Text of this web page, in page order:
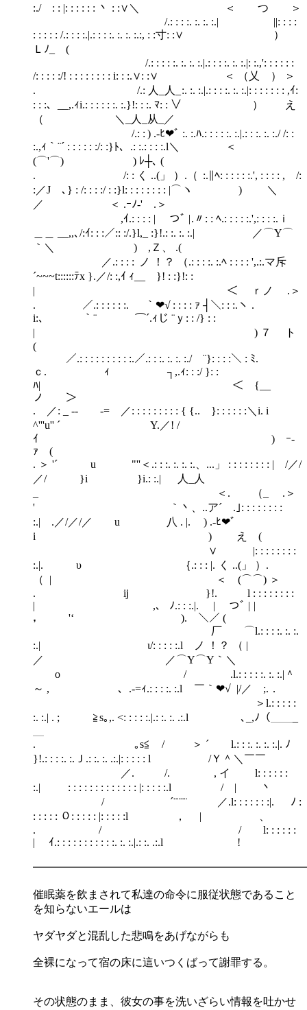
:./ : : |: : : : : : 丶 : :∨＼ ＜ つ ＞
/.: : : :. :. :. :.| ||: : : :
: : : : : /.: : : :.|.: : : :. :. :. :.:, : :寸: :∨ ）
Ｌﾉ_ (
/.: : : : :. :. :. :.|.: : : :. :. :.|: :.,': : : : : :
/: : : : :/! : : : : : : : : i: : :.∨: :∨ ＜ （乂 ） ＞
. /.: 人_人_ :. :. :.|.: : : :. :. :.|: : : : : : : ,ｲ:
: : :、__,.ｨi.: : : : : :. :.}!: : :. ﾏ: : ∨ ） え
（ ＼_人_从_／
/.: : ) .‐ﾋ❤ﾞ :. :.ﾊ.: : : : :. :.|.: : :. :. :./ /: :
:.,ｨ｀¨´ : : : : : :/: :}ﾄ、.: :.: : : :.l＼ ＜
(⌒'⌒) ) ﾚ┼､ (
. /: : く ..(」 ）.（ :.∥ﾍ: : : : : :.', : : : : , /:
:／J ､} : /: : : :/ : :}l: : : : : : : : |⌒ヽ ) ＼
／ ＜ .ｰﾉ-' .＞
,ｲ.: : : : | つﾞ | .〃: : ﾍ.: : : : :.',: : : :.ｉ
＿＿ __,,､/:ｲ: : :／:: :/.}l,_ :}!.: :. :. :.| ／⌒Y⌒
｀＼ ) ,Ｚ、 .(
／.: : : : ノ ！？ （.: : : :. :.ﾍ : : : : ',.:.マ斥
´~~~t::::::ﾃx }.／/: :,ｲ ｨ__ }! : :}!: :
| ＜ ｒノ .＞
. ／.: : : : : :. ￣｀❤√ : : : : ｧ ┤＼: : :.ヽ .
i:、 ｀¨ ⌒´.ｨじ ¨ｙ: : /} : :
| ) ７ ト
(
／.: : : : : : : : : :.／.: : :. :. :. :./ ¨}: : : :＼ : ﾐ.
ｃ. ｨ ┐,.ｨ: : :/ }: :
ﾊ| ＜ {__
ノ ＞
. ／: _ -‐ -= ／: : : : : : : : : { {.. }: : : : : :＼i. i
^'''u'' ´ Y.／! /
ｲ ) ｰ‐
ｧ (
. ＞ '´ u "''＜.: : :. :. :. :.、...」 : : : : : : : : | /／/
／/ }i }i.: :.| 人_人
_ ＜. （_ .＞
' ｀丶、..ア´ゝ.｣: : : : : : : :
:.| .／/／/／ u 八 . |. ) .‐ﾋ❤ﾞ
i ) え (
∨ |: : : : : : : :
:.|. υ ｛.: : : |. く ..(」 ）.
（ | ＜ (⌒⌒) ＞
. ij }!. l : : : : : : : :
| ,、 ﾉ.: : :.|. | つﾞ | |
， '‘ ). ＼／ (
厂 ⌒l.: : : :. :. :.
:.| ι/: : : : :.l ノ ！？ （ |
／ ／⌒Y⌒Y｀＼
o / .l.: : : : :. :. :.|＾
～ , 、.‐=ｨ.: : : :. :.l ￣｀❤√ |/／ ;.．
＞l.: : : : :
:. :.| . ; ≧s｡,. <: : : : :.|.: :. :. .:.l ､_,ﾉ（＿＿_
. ｡s≦ / ＞ ´ l.: : :. :. :. :.|. ﾉ
}!.: : : :. :.Ｊ.: :. :. .:.|: : : : : l /Ｙ＾＼￣￣
／. /. , イ l: : : : : :
:.| : : : : : : : : : : : : : |: : : : :.l / | 丶
/ ´¨¨¨¨ ／.l: : : : : : :|. ﾉ :
: : : : : ０: : : : : |: : : : :l ， | 、
. / / l: : : : : :
| ｲ.: : : : : : : : : : :. :. :.|.: :. .:.l !
催眠薬を飲まされて私達の命令に服従状態であること
を知らないエールは
ヤダヤダと混乱した悲鳴をあげながらも
全裸になって宿の床に這いつくばって謝罪する。
その状態のまま、彼女の事を洗いざらい情報を吐かせ